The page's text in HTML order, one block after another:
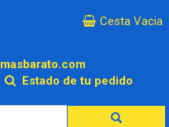
×
Cesta Vacia
Estado de tu pedido